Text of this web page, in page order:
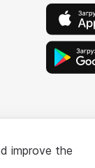
improve the